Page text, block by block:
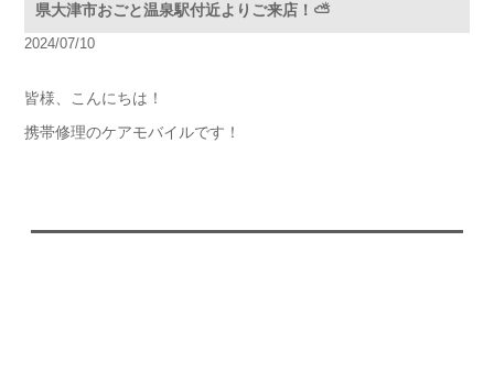
県大津市おごと温泉駅付近よりご来店！⛅
2024/07/10
皆様、こんにちは！
携帯修理のケアモバイルです！